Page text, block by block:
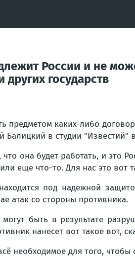
России и не
государств
каких-либо
Балицкий в студии
она будет работать, и это
еще что-то. Для нас это вот
под надежной
атак со стороны противника.
быть в результате
нанесет вот такое вот,
необходимое для того,